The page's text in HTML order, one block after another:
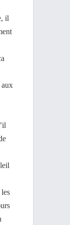
il
aux